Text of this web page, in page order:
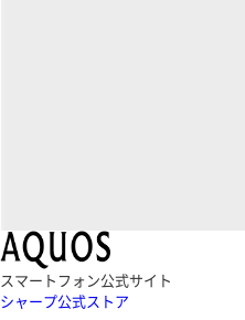
スマートフォン公式サイト
シャープ公式ストア